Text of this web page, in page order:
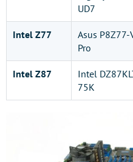
UD7
Intel Z77
Asus P8Z77-
Pro
Intel Z87
Intel
75K